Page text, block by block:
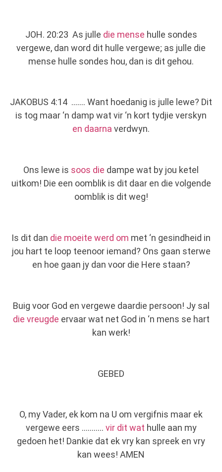
JOH. 20:23 As julle die mense hulle sondes
vergewe, dan word dit hulle vergewe; as julle die
mense hulle sondes hou, dan is dit gehou.
JAKOBUS 4:14 ……. Want hoedanig is julle lewe? Dit
is tog maar ‘n damp wat vir ‘n kort tydjie verskyn
en daarna verdwyn.
Ons lewe is soos die dampe wat by jou ketel
uitkom! Die een oomblik is dit daar en die volgende
oomblik is dit weg!
Is dit dan die moeite werd om met ‘n gesindheid in
jou hart te loop teenoor iemand? Ons gaan sterwe
en hoe gaan jy dan voor die Here staan?
Buig voor God en vergewe daardie persoon! Jy sal
die vreugde ervaar wat net God in ‘n mens se hart
kan werk!
GEBED
O, my Vader, ek kom na U om vergifnis maar ek
vergewe eers ……….. vir dit wat hulle aan my
gedoen het! Dankie dat ek vry kan spreek en vry
kan wees! AMEN